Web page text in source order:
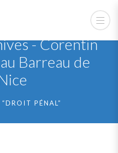
- Corentin
Barreau de
PÉNAL”